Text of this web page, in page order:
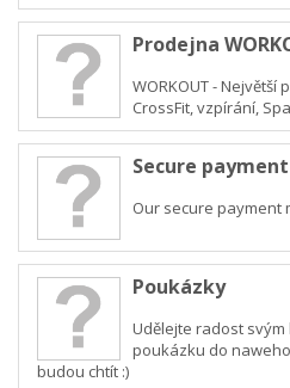
Prodejna
WORKOUT -
CrossFit, vzpírání,
Secure payment
Our secure payment
Poukázky
Udělejte radost svým
poukázku do
budou chtít :)